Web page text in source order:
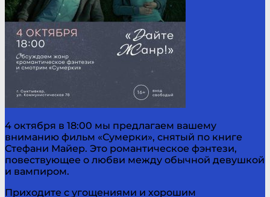
4 октября в 18:00 мы предлагаем вашему
вниманию фильм «Сумерки», снятый по книге
Стефани Майер. Это романтическое фэнтези,
повествующее о любви между обычной девушкой
и вампиром.
Приходите с угощениями и хорошим